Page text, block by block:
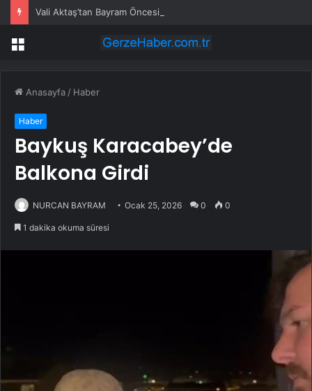
Vali Aktaş’tan Bayram Öncesi Denetim Ziyareti
Menü
Anasayfa / Haber
Haber
Baykuş Karacabey’de
Balkona Girdi
NURCAN BAYRAM Ocak 25, 2026 0 0
1 dakika okuma süresi